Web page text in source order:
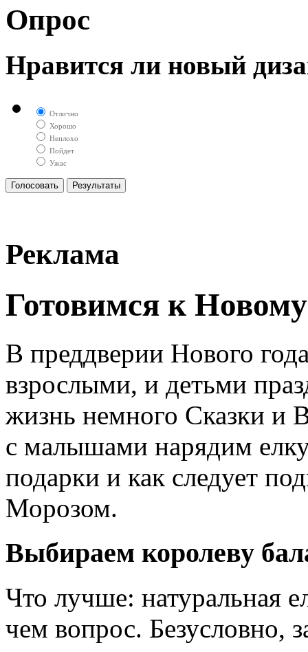
Опрос
Нравится ли новый
Отлично
Хорошо
Неплохо
Пойдет
Ужас
Реклама
Готовимся к
В преддверии Нового
взрослыми, и детьми
жизнь немного Сказки и
с малышами нарядим
подарки и как следует
Морозом.
Выбираем королеву
Что лучше: натуральная
чем вопрос. Безусловно,